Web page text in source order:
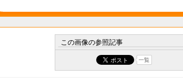
この画像の参照記事
一覧